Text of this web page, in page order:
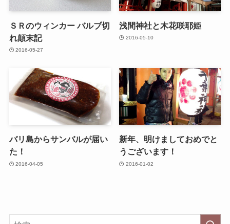
ＳＲのウィンカー バルブ切
れ顛末記
2016-05-27
浅間神社と木花咲耶姫
2016-05-10
バリ島からサンバルが届い
た！
2016-04-05
新年、明けましておめでと
うございます！
2016-01-02